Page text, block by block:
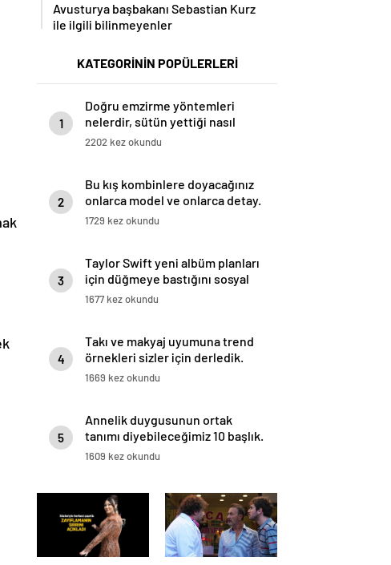
Avusturya başbakanı Sebastian Kurz
ile ilgili bilinmeyenler
KATEGORİNİN POPÜLERLERİ
1
Doğru emzirme yöntemleri
nelerdir, sütün yettiği nasıl
anlaşılır?
2202 kez okundu
2
Bu kış kombinlere doyacağınız
onlarca model ve onlarca detay.
1729 kez okundu
3
Taylor Swift yeni albüm planları
için düğmeye bastığını sosyal
medyadan duyurdu!
1677 kez okundu
4
Takı ve makyaj uyumuna trend
örnekleri sizler için derledik.
1669 kez okundu
5
Annelik duygusunun ortak
tanımı diyebileceğimiz 10 başlık.
1609 kez okundu